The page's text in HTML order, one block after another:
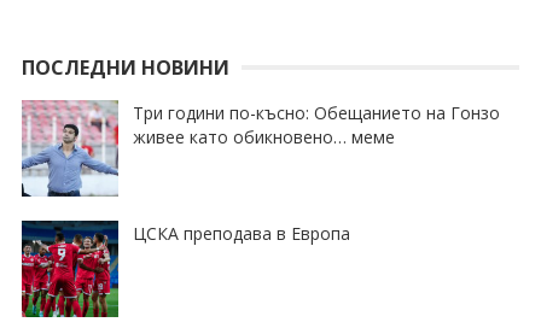
ПОСЛЕДНИ НОВИНИ
Три години по-късно: Обещанието на Гонзо
живее като обикновено… меме
ЦСКА преподава в Европа